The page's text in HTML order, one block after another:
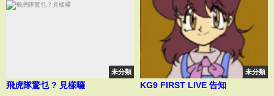
未分類
飛虎隊驚乜 ? 見樣囉
未分類
KG9 FIRST LIVE 告知